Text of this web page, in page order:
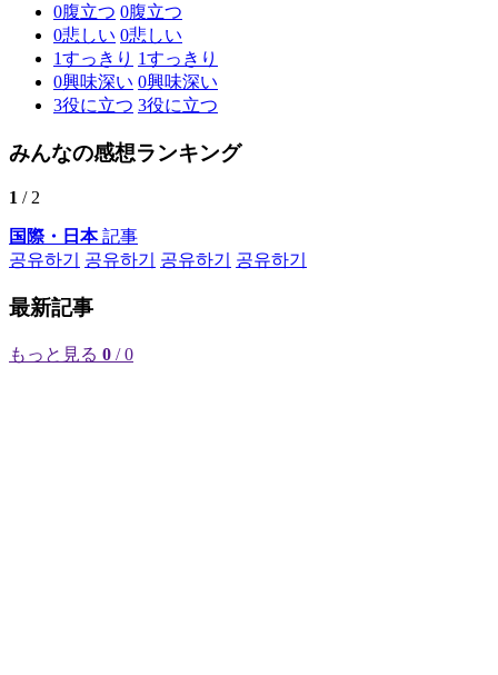
0腹立つ 0腹立つ
0悲しい 0悲しい
1すっきり 1すっきり
0興味深い 0興味深い
3役に立つ 3役に立つ
みんなの感想ランキング
1 / 2
国際・日本記事
공유하기
공유하기 공유하기 공유하기
最新記事
もっと見る 0 / 0